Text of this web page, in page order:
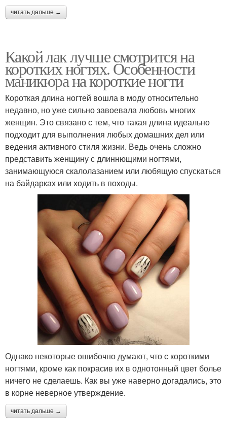
читать дальше →
Какой лак лучше смотрится на
коротких ногтях. Особенности
маникюра на короткие ногти
Короткая длина ногтей вошла в моду относительно
недавно, но уже сильно завоевала любовь многих
женщин. Это связано с тем, что такая длина идеально
подходит для выполнения любых домашних дел или
ведения активного стиля жизни. Ведь очень сложно
представить женщину с длиннющими ногтями,
занимающуюся скалолазанием или любящую спускаться
на байдарках или ходить в походы.
Однако некоторые ошибочно думают, что с короткими
ногтями, кроме как покрасив их в однотонный цвет болье
ничего не сделаешь. Как вы уже наверно догадались, это
в корне неверное утверждение.
читать дальше →